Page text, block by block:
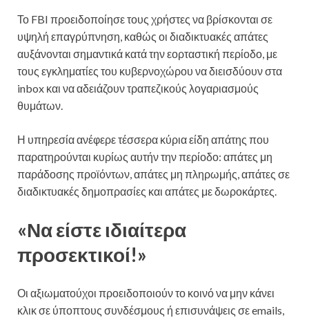
Το FBI προειδοποίησε τους χρήστες να βρίσκονται σε
υψηλή επαγρύπνηση, καθώς οι διαδικτυακές απάτες
αυξάνονται σημαντικά κατά την εορταστική περίοδο, με
τους εγκληματίες του κυβερνοχώρου να διεισδύουν στα
inbox και να αδειάζουν τραπεζικούς λογαριασμούς
θυμάτων.
Η υπηρεσία ανέφερε τέσσερα κύρια είδη απάτης που
παρατηρούνται κυρίως αυτήν την περίοδο: απάτες μη
παράδοσης προϊόντων, απάτες μη πληρωμής, απάτες σε
διαδικτυακές δημοπρασίες και απάτες με δωροκάρτες.
«Να είστε ιδιαίτερα
προσεκτικοί!»
Οι αξιωματούχοι προειδοποιούν το κοινό να μην κάνει
κλικ σε ύποπτους συνδέσμους ή επισυνάψεις σε emails,